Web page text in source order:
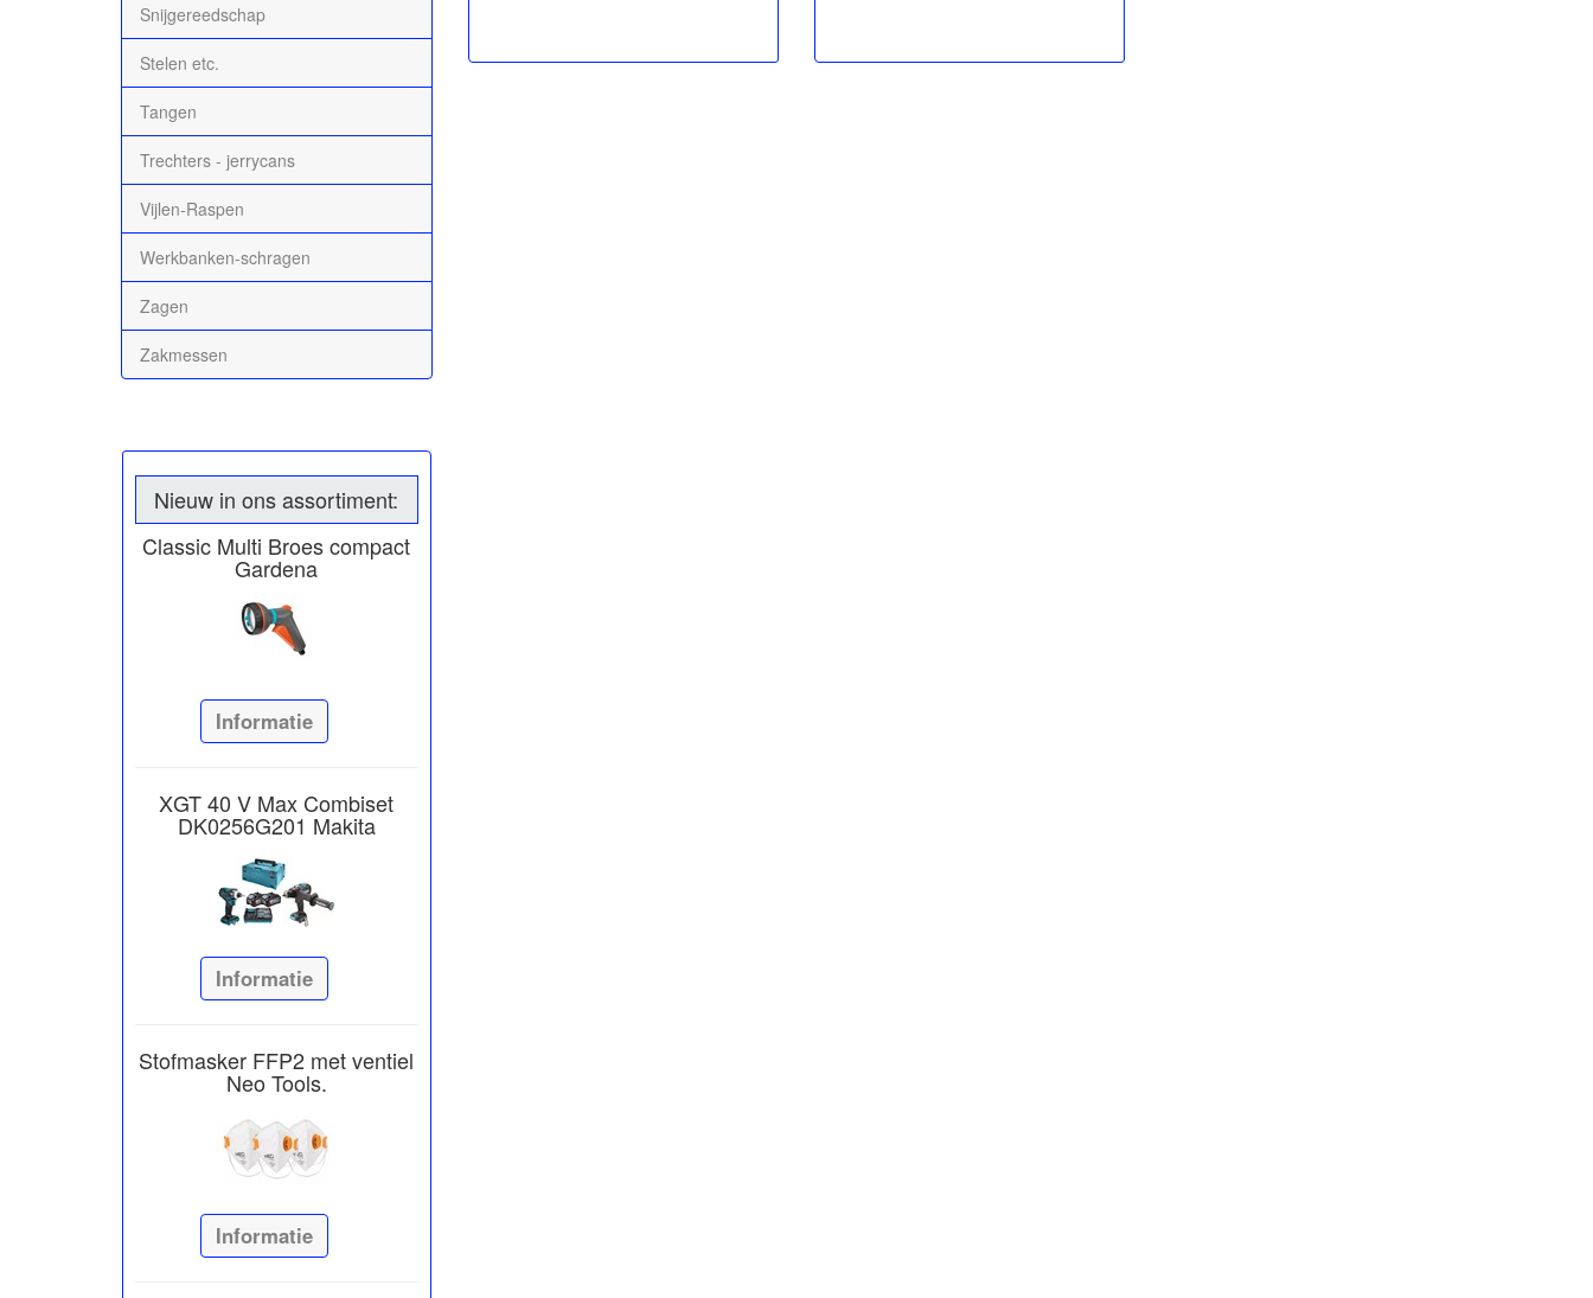
Snijgereedschap
Stelen etc.
Tangen
Trechters - jerrycans
Vijlen-Raspen
Werkbanken-schragen
Zagen
Zakmessen
Nieuw in ons assortiment:
Classic Multi Broes compact
Gardena
Informatie
XGT 40 V Max Combiset
DK0256G201 Makita
Informatie
Stofmasker FFP2 met ventiel
Neo Tools.
Informatie